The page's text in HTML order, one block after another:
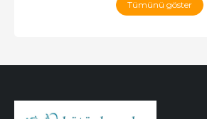
Tümünü göster